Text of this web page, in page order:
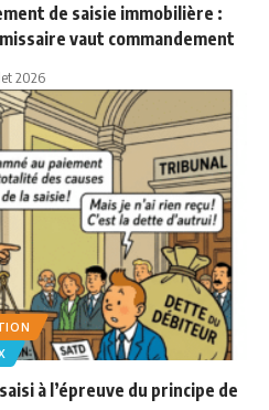
de saisie immobilière :
vaut commandement
2026
à l’épreuve du principe de